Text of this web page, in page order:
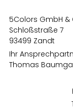
5Colors GmbH &
Schloßstraße 7
93499 Zandt
Ihr
Thomas